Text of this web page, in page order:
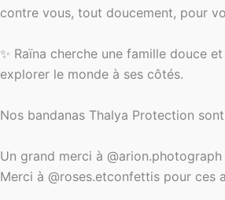
contre vous, tout doucement, pour
✨ Raïna cherche une famille douce
explorer le monde à ses côtés.
Nos bandanas Thalya Protection
Un grand merci à
Merci à @roses.etconfettis pour ces